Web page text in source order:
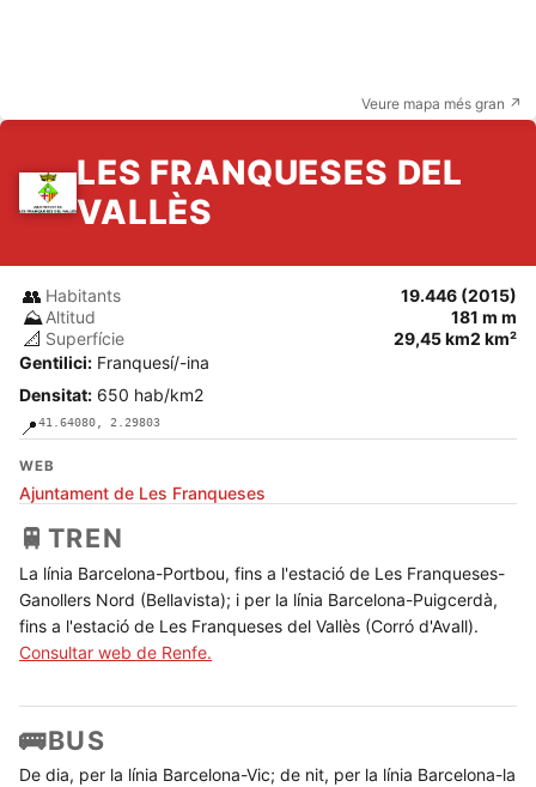
Veure mapa més gran ↗
LES FRANQUESES DEL
VALLÈS
👥 Habitants 19.446 (2015)
⛰️ Altitud 181 m m
📐 Superfície
29,45 km2 km²
Gentilici: Franquesí/-ina
Densitat: 650 hab/km2
📍41.64080, 2.29803
WEB
Ajuntament de Les Franqueses
🚆 TREN
La línia Barcelona-Portbou, fins a l'estació de Les Franqueses-
Ganollers Nord (Bellavista); i per la línia Barcelona-Puigcerdà,
fins a l'estació de Les Franqueses del Vallès (Corró d'Avall).
Consultar web de Renfe.
🚌BUS
De dia, per la línia Barcelona-Vic; de nit, per la línia Barcelona-la